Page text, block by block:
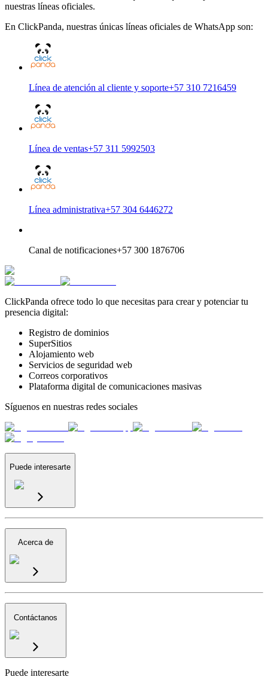
nuestras líneas oficiales.
En ClickPanda, nuestras únicas líneas oficiales de WhatsApp son:
Línea de atención al cliente y soporte+57 310 7216459
Línea de ventas+57 311 5992503
Línea administrativa+57 304 6446272
Canal de notificaciones+57 300 1876706
ClickPanda ofrece todo lo que necesitas para crear y potenciar tu
presencia digital:
Registro de dominios
SuperSitios
Alojamiento web
Servicios de seguridad web
Correos corporativos
Plataforma digital de comunicaciones masivas
Síguenos en nuestras redes sociales
Puede interesarte
Acerca de
Contáctanos
Puede interesarte